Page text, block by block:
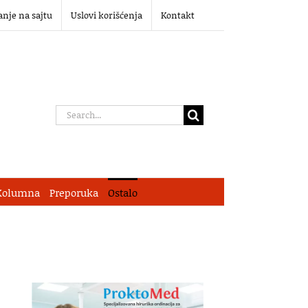
na sajtu Uslovi korišćenja Kontakt
Search
Preporuka Ostalo